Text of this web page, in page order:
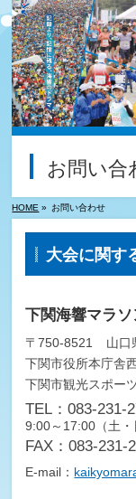
お問い合
HOME » お問い合わせ
大会に関す
下関海響マラ
〒750-8521
山口
下関市役所本庁舎
下関市観光スポー
TEL：083-231-
9:00～17:00（土・
FAX：083-231-
E-mail：